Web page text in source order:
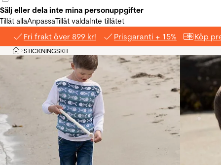
Sälj eller dela inte mina personuppgifter
Tillåt allaAnpassaTillåt valdaInte tillåtet
Fri frakt över 899 kr! Prisgaranti + 15% Köp
Hem
>STICKNINGSKIT